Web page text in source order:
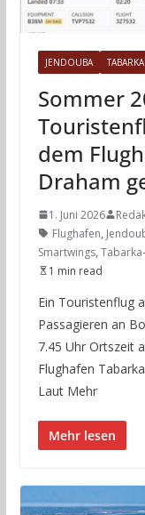
JENDOUBA
Sommer
dem
Draham
1. Juni 2026
Flughafen,
Smartwings,
1 min read
Ein Touristenflug
Passagieren an
7.45 Uhr Ortszeit
Flughafen
Laut Mehr
Mehr lesen